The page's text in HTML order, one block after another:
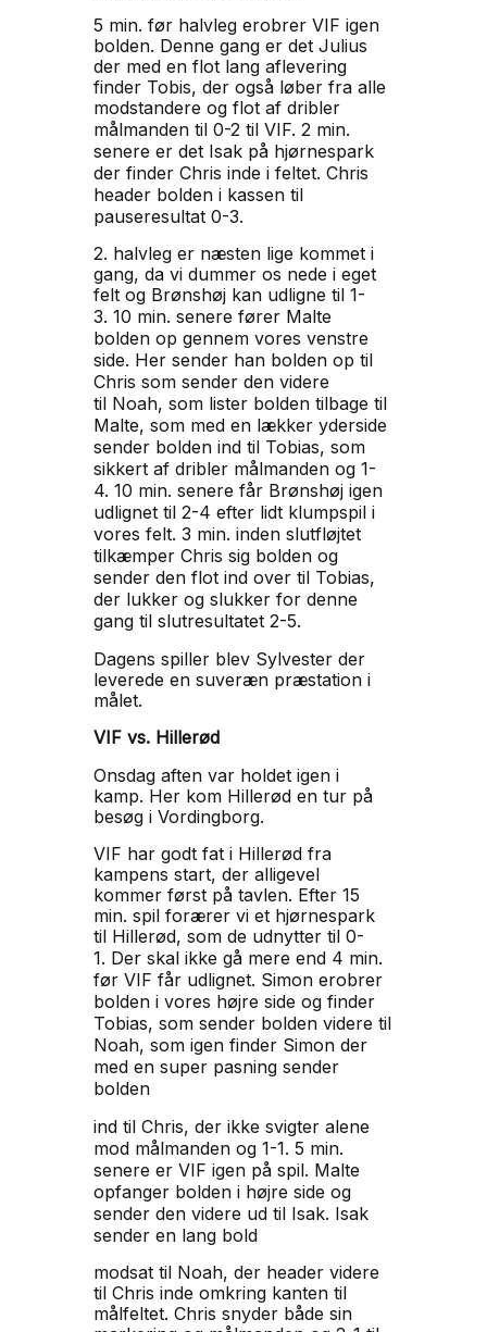
5 min. før halvleg erobrer VIF igen
bolden. Denne gang er det Julius
der med en flot lang aflevering
finder Tobis, der også løber fra alle
modstandere og flot af dribler
målmanden til 0-2 til VIF.2 min.
senere er det Isak på hjørnespark
der finderChris inde i feltet. Chris
header bolden i kassen til
pauseresultat 0-3.
2. halvleg er næsten lige kommet i
gang, da vi dummer os nede i eget
felt og Brønshøj kan udligne til 1-
3.10 min. senere fører Malte
bolden op gennem voresvenstre
side. Her sender han bolden op til
Chris som sender den videre
til Noah, som lister bolden tilbage til
Malte, som med en lækker yderside
sender bolden ind til Tobias, som
sikkert af dribler målmanden og 1-
4.10 min. senere får Brønshøj igen
udlignet til 2-4efter lidt klumpspil i
vores felt.3 min. inden slutfløjtet
tilkæmper Chris sig bolden og
sender den flot ind over til Tobias,
der lukker og slukker for denne
gang tilslutresultatet 2-5.
Dagens spiller blev Sylvester der
leverede en suveræn præstation i
målet.
VIF vs. Hillerød
Onsdag aften var holdet igen i
kamp. Her kom Hillerød en tur på
besøg i Vordingborg.
VIF har godt fat i Hillerød fra
kampens start, der alligevel
kommer først på tavlen. Efter 15
min. spil forærer vi et hjørnespark
til Hillerød, som de udnytter til 0-
1. Der skal ikke gå mere end 4 min.
før VIF får udlignet. Simon erobrer
bolden i vores højre side og finder
Tobias, som sender boldenvidere til
Noah, som igen finder Simon der
med en super pasning sender
bolden
ind til Chris, der ikke svigter alene
mod målmanden og 1-1.5 min.
senere er VIF igen på spil. Malte
opfanger bolden i højre side og
sender den videre ud til Isak. Isak
sender en lang bold
modsat til Noah, der header videre
til Chris inde omkring kanten til
målfeltet. Chris snyder både sin